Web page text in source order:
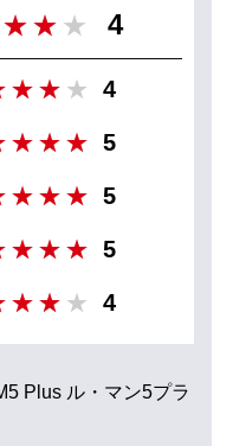
4
4
5
5
5
4
Plus ル・マン5プラ